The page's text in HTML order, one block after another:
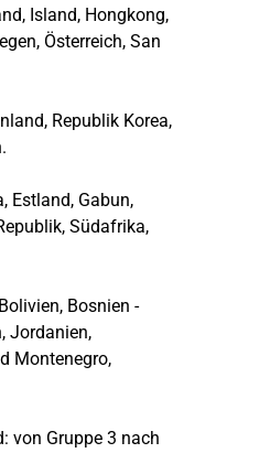
Island, Hongkong,
Österreich, San
Republik Korea,
Estland, Gabun,
Südafrika,
Bosnien -
Jordanien,
Montenegro,
von Gruppe 3 nach